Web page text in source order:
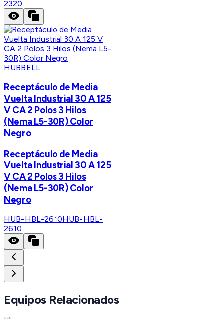
2320
HUBBELL
Receptáculo de Media
Vuelta Industrial 30 A 125
V CA 2 Polos 3 Hilos
(Nema L5-30R) Color
Negro
Receptáculo de Media
Vuelta Industrial 30 A 125
V CA 2 Polos 3 Hilos
(Nema L5-30R) Color
Negro
HUB-HBL-2610HUB-HBL-
2610
Equipos Relacionados